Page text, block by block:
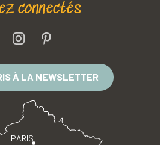
connectés
À LA NEWSLETTER
PARIS